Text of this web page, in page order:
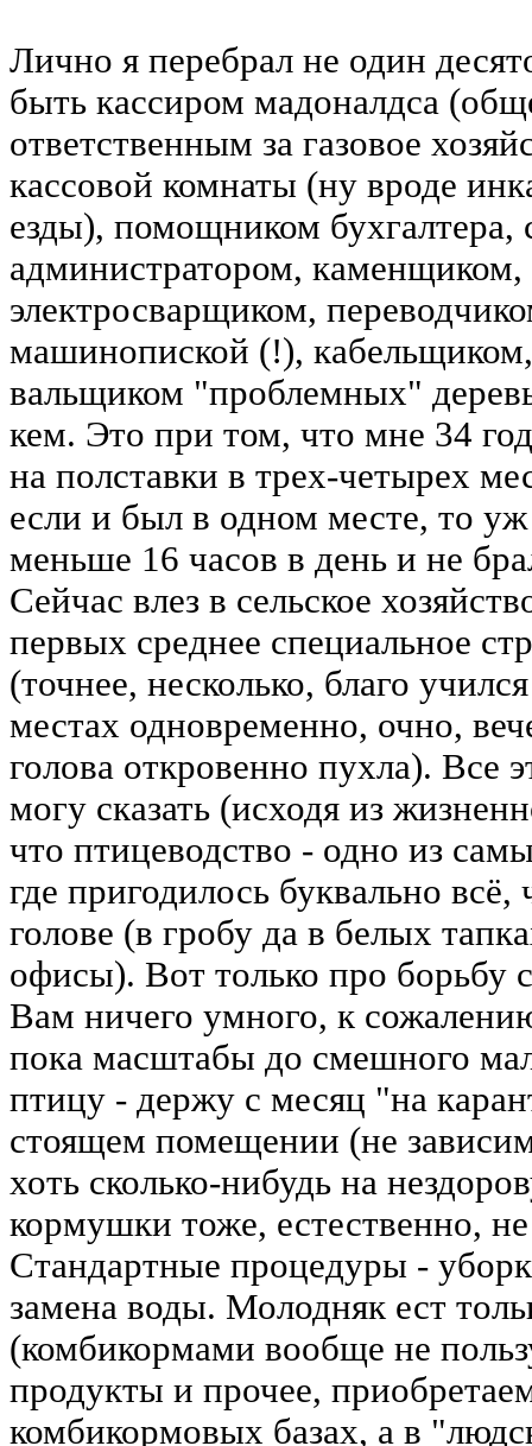
Лично я перебрал не один
быть кассиром мадоналдса
ответственным за газовое
кассовой комнаты (ну вроде
езды), помощником
администратором, каменщиком,
электросварщиком,
машинопиской (!),
вальщиком "проблемных"
кем. Это при том, что мне 34
на полставки в трех-четырех
если и был в одном месте, то
меньше 16 часов в день и не
Сейчас влез в сельское
первых среднее специальное
(точнее, несколько, благо
местах одновременно, очно,
голова откровенно пухла). Все
могу сказать (исходя из
что птицеводство - одно из
где пригодилось буквально
голове (в гробу да в белых
офисы). Вот только про борьбу
Вам ничего умного, к
пока масштабы до смешного
птицу - держу с месяц "на
стоящем помещении (не
хоть сколько-нибудь на
кормушки тоже, естественно,
Стандартные процедуры -
замена воды. Молодняк ест
(комбикормами вообще не
продукты и прочее,
комбикормовых базах, а в